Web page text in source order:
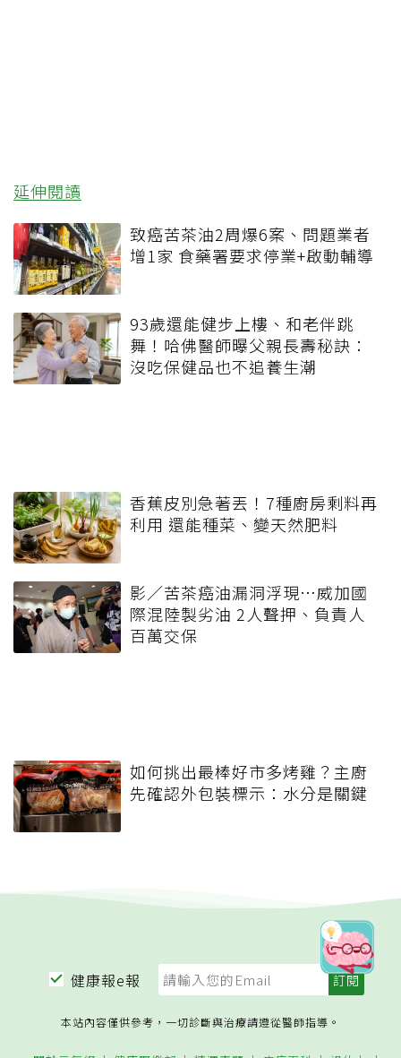
延伸閱讀
致癌苦茶油2周爆6案、問題業者
增1家 食藥署要求停業+啟動輔導
93歲還能健步上樓、和老伴跳
舞！哈佛醫師曝父親長壽秘訣：
沒吃保健品也不追養生潮
香蕉皮別急著丟！7種廚房剩料再
利用 還能種菜、變天然肥料
影／苦茶癌油漏洞浮現…威加國
際混陸製劣油 2人聲押、負責人
百萬交保
如何挑出最棒好市多烤雞？主廚
先確認外包裝標示：水分是關鍵
健康報e報
本站內容僅供參考，一切診斷與治療請遵從醫師指導。